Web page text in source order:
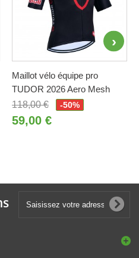
Maillot vélo équipe pro
TUDOR 2026 Aero Mesh
118,00 €
-50%
59,00 €